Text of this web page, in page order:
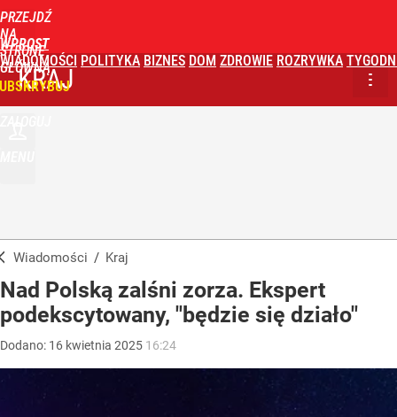
PRZEJDŹ
NA
STRONĘ
GŁÓWNĄ
WPROST
WIADOMOŚCI POLITYKA BIZNES DOM ZDROWIE ROZRYWKA
KRAJ
Wiadomości / Kraj
Nad Polską zalśni zorza. Ekspert
podekscytowany, "będzie się działo"
Dodano: 16 kwietnia 2025 16:24